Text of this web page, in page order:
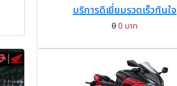
บริการดีเยี่ยมรวดเร็วทันใจ
00 บาท